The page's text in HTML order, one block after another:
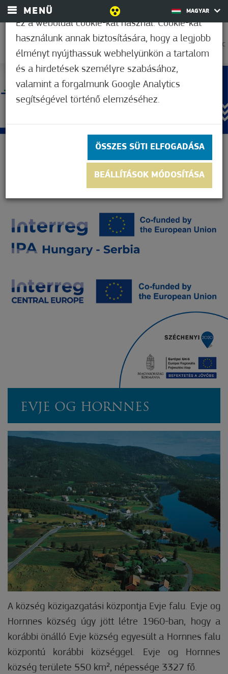
MENÜ MAGYAR
23,9°C
EVJE OG HORNNES
A község közigazgatási központja Evje falu. Evje og
Hornnes község úgy jött létre 1960-ban, hogy a
korábbi önálló Evje község egyesült a Hornnes falu
központú korábbi községgel. Evje og Hornnes
község területe 550 km², népessége 3327 fő.
Ez a weboldal cookie-kat használ. Cookie-kat
használunk annak biztosítására, hogy a legjobb
élményt nyújthassuk webhelyünkön a tartalom
és a hirdetések személyre szabásához,
valamint a forgalmunk Google Analytics
segítségével történő elemzéséhez.
ÖSSZES SÜTI ELFOGADÁSA
BEÁLLÍTÁSOK MÓDOSÍTÁSA